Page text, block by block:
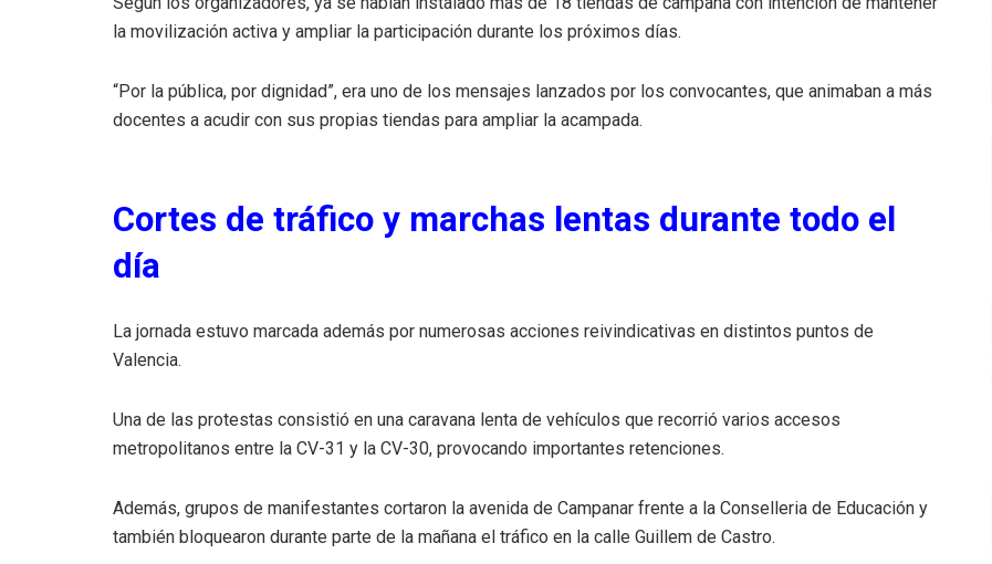
la movilización activa y ampliar la participación durante los próximos días.
“Por la pública, por dignidad”, era uno de los mensajes lanzados por los convocantes, que animaban a más
docentes a acudir con sus propias tiendas para ampliar la acampada.
Cortes de tráfico y marchas lentas durante todo el
día
La jornada estuvo marcada además por numerosas acciones reivindicativas en distintos puntos de
Valencia.
Una de las protestas consistió en una caravana lenta de vehículos que recorrió varios accesos
metropolitanos entre la CV-31 y la CV-30, provocando importantes retenciones.
Además, grupos de manifestantes cortaron la avenida de Campanar frente a la Conselleria de Educación y
también bloquearon durante parte de la mañana el tráfico en la calle Guillem de Castro.